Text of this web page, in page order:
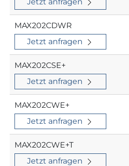
MAX202CDWR
Jetzt anfragen
MAX202CSE+
Jetzt anfragen
MAX202CWE+
Jetzt anfragen
MAX202CWE+T
Jetzt anfragen